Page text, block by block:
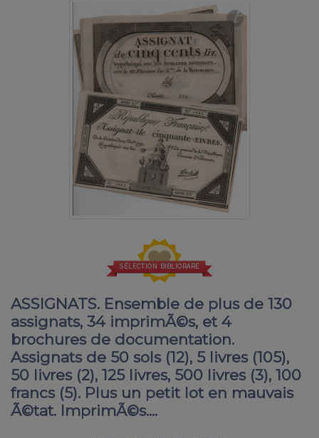
SÉLECTION BIBLIORARE
ASSIGNATS. Ensemble de plus de 130
assignats, 34 imprimÃ©s, et 4
brochures de documentation.
Assignats de 50 sols (12), 5 livres (105),
50 livres (2), 125 livres, 500 livres (3), 100
francs (5). Plus un petit lot en mauvais
Ã©tat. ImprimÃ©s....